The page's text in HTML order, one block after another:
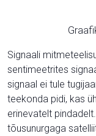
Signaali
sentimeetrites
signaal ei tule
teekonda pidi, kas
erinevatelt
tõusunurgaga